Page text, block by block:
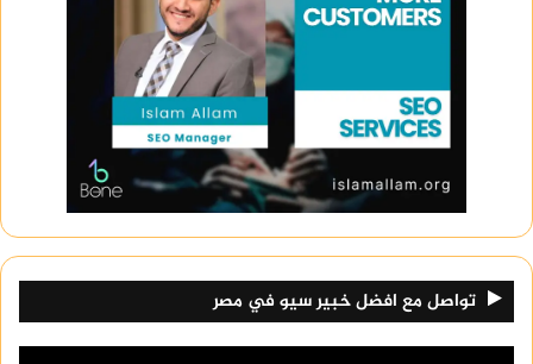
تواصل مع افضل خبير سيو في مصر